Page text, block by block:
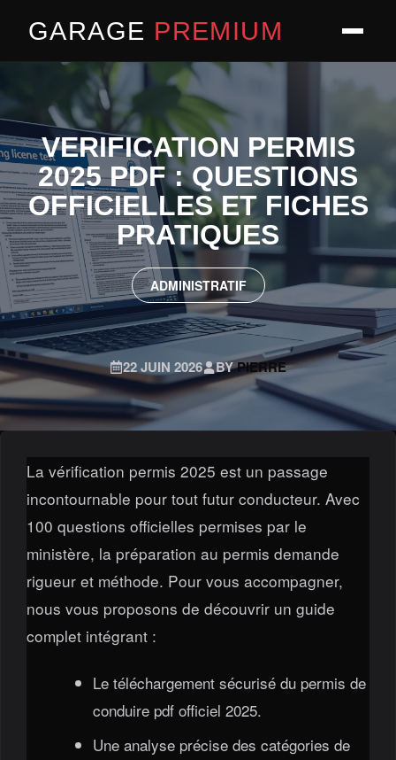
GARAGE PREMIUM
VERIFICATION PERMIS
2025 PDF : QUESTIONS
OFFICIELLES ET FICHES
PRATIQUES
ADMINISTRATIF
22 JUIN 2026 BYPIERRE
La vérification permis 2025 est un passage
incontournable pour tout futur conducteur. Avec
100 questions officielles permises par le
ministère, la préparation au permis demande
rigueur et méthode. Pour vous accompagner,
nous vous proposons de découvrir un guide
complet intégrant :
Le téléchargement sécurisé du permis de
conduire pdf officiel 2025.
Une analyse précise des catégories de